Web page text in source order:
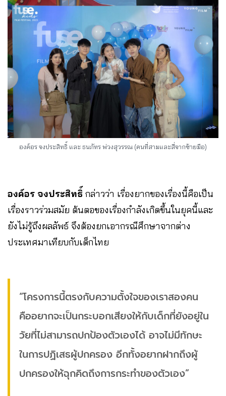
องค์อร จงประสิทธิ์ และ ธนภัทร พ่วงสุวรรณ (คนที่สามและสี่จากซ้ายมือ)
องค์อร จงประสิทธิ์ กล่าวว่า เรื่องยากของเรื่องนี้คือเป็น
เรื่องราวร่วมสมัย ต้นตอของเรื่องกำลังเกิดขึ้นในยุคนี้และ
ยังไม่รู้ถึงผลลัพธ์ จึงต้องยกเอากรณีศึกษาจากต่าง
ประเทศมาเทียบกับเด็กไทย
“โครงการนี้ตรงกับความตั้งใจของเราสองคน
คืออยากจะเป็นกระบอกเสียงให้กับเด็กที่ยังอยู่ใน
วัยที่ไม่สามารถปกป้องตัวเองได้ อาจไม่มีทักษะ
ในการปฏิเสธผู้ปกครอง อีกทั้งอยากฝากถึงผู้
ปกครองให้ฉุกคิดถึงการกระทำของตัวเอง”